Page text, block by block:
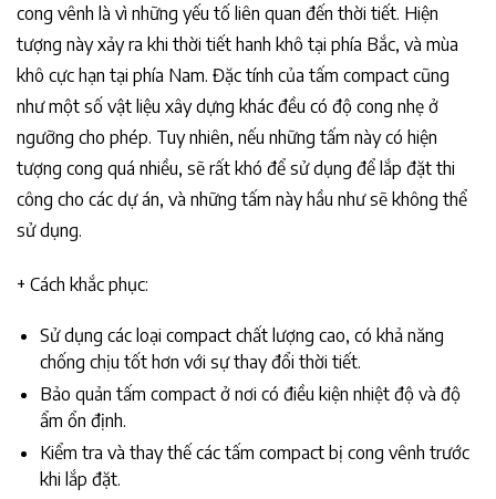
cong vênh là vì những yếu tố liên quan đến thời tiết. Hiện
tượng này xảy ra khi thời tiết hanh khô tại phía Bắc, và mùa
khô cực hạn tại phía Nam. Đặc tính của tấm compact cũng
như một số vật liệu xây dựng khác đều có độ cong nhẹ ở
ngưỡng cho phép. Tuy nhiên, nếu những tấm này có hiện
tượng cong quá nhiều, sẽ rất khó để sử dụng để lắp đặt thi
công cho các dự án, và những tấm này hầu như sẽ không thể
sử dụng.
+ Cách khắc phục:
Sử dụng các loại compact chất lượng cao, có khả năng
chống chịu tốt hơn với sự thay đổi thời tiết.
Bảo quản tấm compact ở nơi có điều kiện nhiệt độ và độ
ẩm ổn định.
Kiểm tra và thay thế các tấm compact bị cong vênh trước
khi lắp đặt.